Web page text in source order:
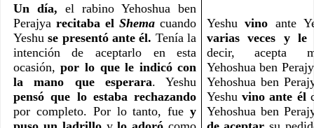
Un día, el rabino Yehoshua ben
Perajya recitaba el Shema cuando
Yeshu se presentó ante él. Tenía la
intención de aceptarlo en esta
ocasión, por lo que le indicó con
la mano que esperara
pensó que lo estaba rechazando
por completo. Por lo tanto, fue y
Yeshu vino
varias veces y le
decir, acepta
Yehoshua ben
Yehoshua ben
Yeshu vino ante él
Yehoshua ben